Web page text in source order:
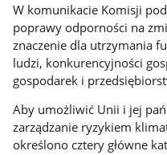
W komunikacie Komisji
poprawy odporności na
znaczenie dla utrzymania
ludzi, konkurencyjności
gospodarek i
Aby umożliwić Unii i jej
zarządzanie ryzykiem
określono cztery główne